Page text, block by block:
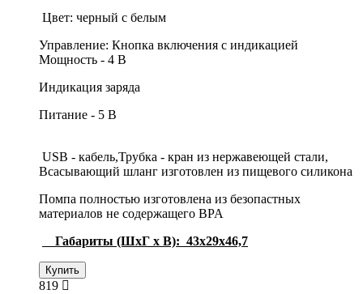
Цвет: черный с белым
Управление: Кнопка включения с индикацией
Мощность - 4 В
Индикация заряда
Питание - 5 В
USB - кабель,Трубка - кран из нержавеющей стали,
Всасывающий шланг изготовлен из пищевого силикона
Помпа полностью изготовлена из безопастных
материалов не содержащего BPA
Габариты (ШхГ х В): 43х29х46,7
Купить
819